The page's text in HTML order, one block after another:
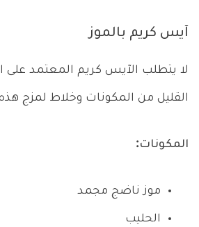
آيس كريم بالموز
لا يتطلب الآيس كريم المعتمد
القليل من المكونات وخلاط لمزج
المكونات:
موز ناضج مجمد
الحليب